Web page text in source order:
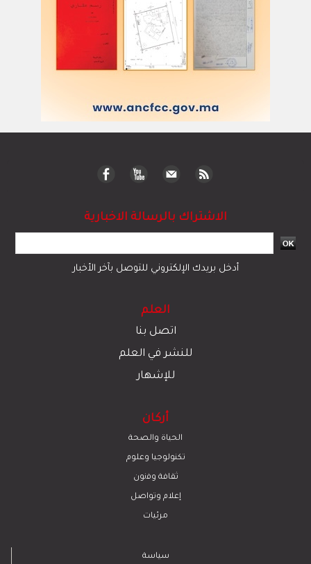
الاشتراك بالرسالة الاخبارية
أدخل بريدك الإلكتروني للتوصل بآخر الأخبار
العلم
اتصل بنا
للنشر في العلم
للإشهار
أركان
الحياة والصحة
تكنولوجيا وعلوم
ﺛﻘﺎﻓﺔ وﻓﻧون
إعلام وتواصل
مرئيات
سياسة